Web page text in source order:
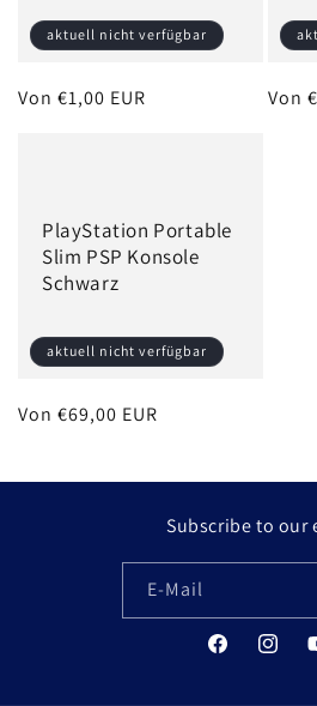
aktuell nicht verfügbar
Normaler
Von €1,00 EUR Von
PlayStation Portable
Slim PSP Konsole
Schwarz
aktuell nicht verfügbar
Normaler
Von €69,00 EUR
Subscribe to our
E-Mail
Facebook